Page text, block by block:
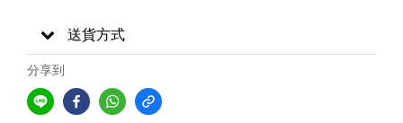
送貨方式
分享到